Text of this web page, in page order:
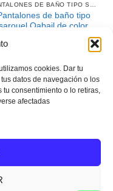
cookies. Dar tu
datos de navegación o los
consentimiento o lo retiras,
afectadas
de baño tipo
Qabail de color
SELECCIONA LAS
OPCIONES
Este
producto
baño tipo sarouel
venta/Mapa del sitio.